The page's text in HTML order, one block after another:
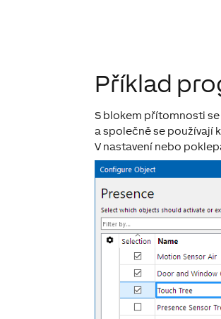
Příklad
S blokem přítomnosti
a společně se používají
V nastavení nebo